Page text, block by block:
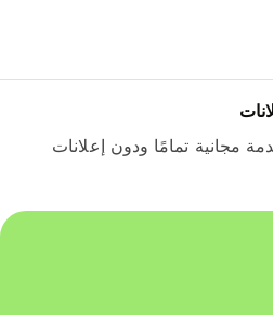
مجانية تمامًا ودون إعلانات